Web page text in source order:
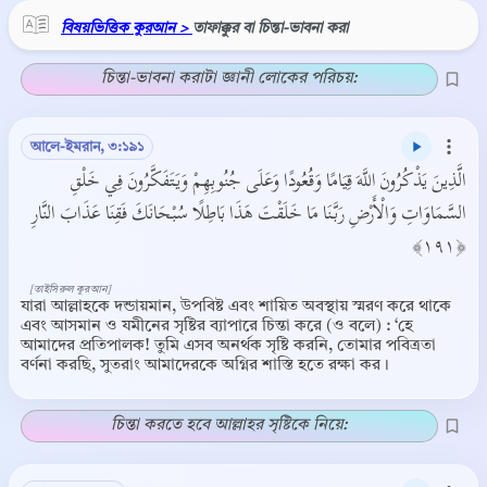
বিষয়ভিত্তিক কুরআন > তাফাক্কুর বা চিন্তা-ভাবনা করা
চিন্তা-ভাবনা করাটা জ্ঞানী লোকের পরিচয়:
আলে-ইমরান, ৩:১৯১
الَّذِينَ يَذْكُرُونَ اللَّهَ قِيَامًا وَقُعُودًا وَعَلَى جُنُوبِهِمْ وَيَتَفَكَّرُونَ فِي خَلْقِ
السَّمَاوَاتِ وَالْأَرْضِ رَبَّنَا مَا خَلَقْتَ هَذَا بَاطِلًا سُبْحَانَكَ فَقِنَا عَذَابَ النَّارِ
﴿١٩١﴾
যারা আল্লাহকে দন্ডায়মান, উপবিষ্ট এবং শায়িত অবস্থায় স্মরণ করে থাকে
এবং আসমান ও যমীনের সৃষ্টির ব্যাপারে চিন্তা করে (ও বলে) : ‘হে
আমাদের প্রতিপালক! তুমি এসব অনর্থক সৃষ্টি করনি, তোমার পবিত্রতা
বর্ণনা করছি, সুতরাং আমাদেরকে অগ্নির শাস্তি হতে রক্ষা কর।
[তাইসিরুল কুরআন]
চিন্তা করতে হবে আল্লাহর সৃষ্টিকে নিয়ে: